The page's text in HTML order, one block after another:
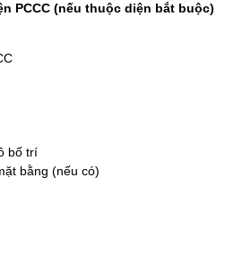
PCCC (nếu thuộc diện bắt buộc)
bố trí
bằng (nếu có)